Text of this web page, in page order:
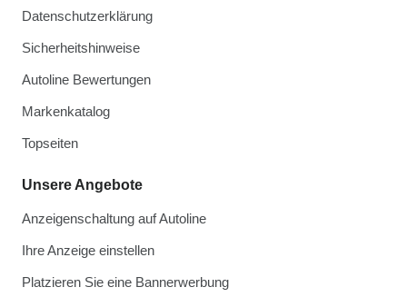
Datenschutzerklärung
Sicherheitshinweise
Autoline Bewertungen
Markenkatalog
Topseiten
Unsere Angebote
Anzeigenschaltung auf Autoline
Ihre Anzeige einstellen
Platzieren Sie eine Bannerwerbung